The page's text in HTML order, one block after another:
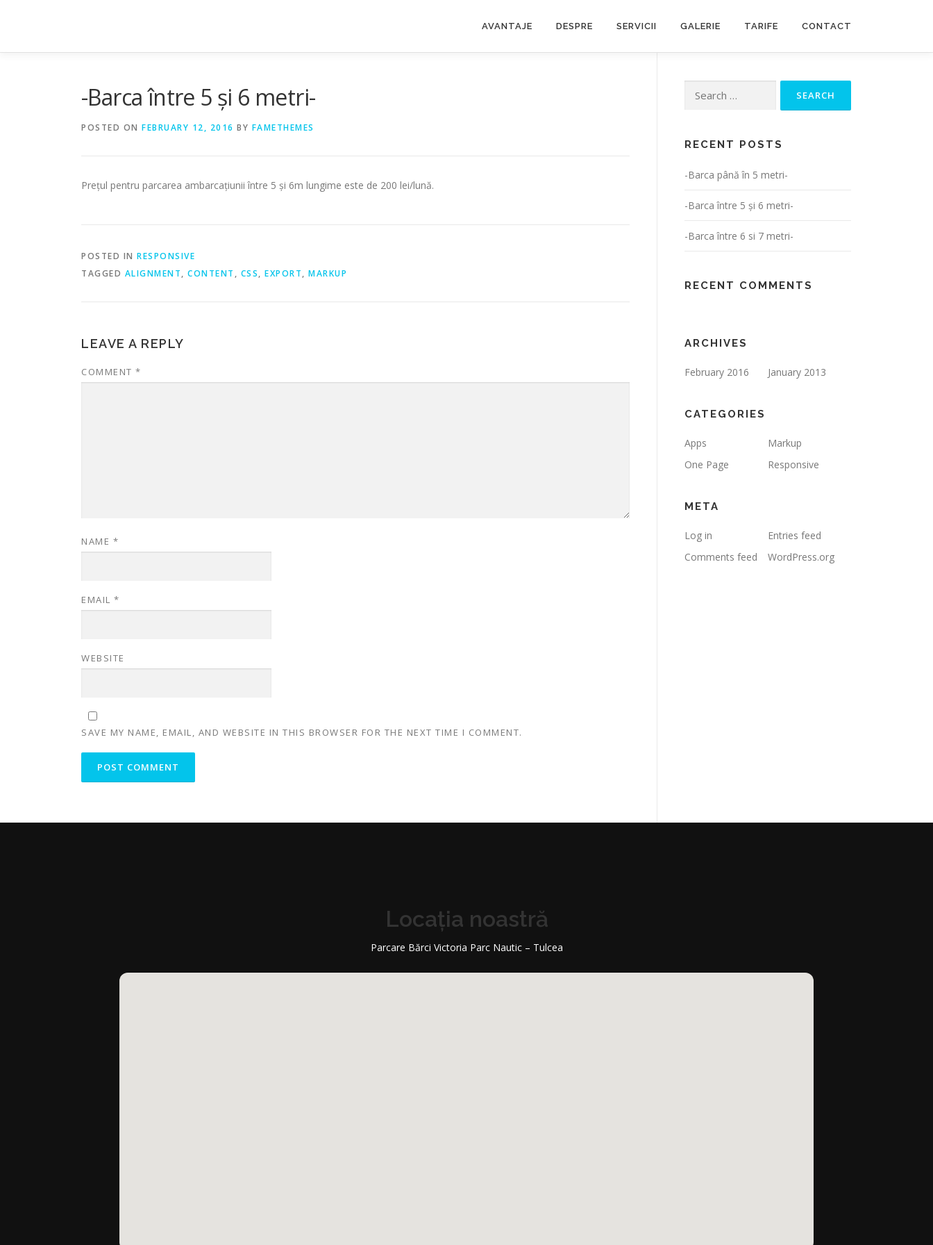
AVANTAJE DESPRE SERVICII GALERIE TARIFE CONTACT
-Barca între 5 și 6 metri-
POSTED ON FEBRUARY 12, 2016 BY FAMETHEMES
Prețul pentru parcarea ambarcațiunii între 5 și 6m lungime este de 200 lei/lună.
POSTED IN RESPONSIVE
TAGGED ALIGNMENT, CONTENT , CSS, EXPORT, MARKUP
LEAVE A REPLY
COMMENT *
NAME *
EMAIL *
WEBSITE
SAVE MY NAME, EMAIL, AND WEBSITE IN THIS BROWSER FOR THE NEXT TIME I COMMENT.
for:
RECENT POSTS
-Barca până în 5 metri-
-Barca între 5 și 6 metri-
-Barca între 6 si 7 metri-
RECENT COMMENTS
ARCHIVES
February 2016 January 2013
CATEGORIES
Apps
Markup
One Page
Responsive
META
Log in
Entries feed
Comments feed
WordPress.org
Locația noastră
Parcare Bărci Victoria Parc Nautic – Tulcea